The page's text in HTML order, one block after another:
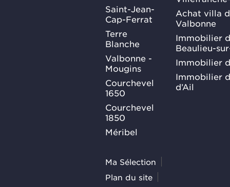
Saint-Jean-
Cap-Ferrat
Terre
Blanche
Valbonne -
Mougins
Courchevel
1650
Courchevel
1850
Méribel
Achat villa
Valbonne
Immobilier
Beaulieu-
Immobilier
Immobilier
d’Ail
Ma Sélection
Plan du site